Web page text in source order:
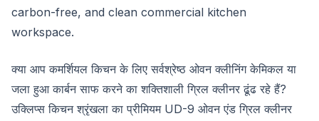
carbon-free, and clean commercial kitchen
workspace.
क्या आप कमर्शियल किचन के लिए सर्वश्रेष्ठ ओवन क्लीनिंग केमिकल या
जला हुआ कार्बन साफ करने का शक्तिशाली ग्रिल क्लीनर ढूंढ रहे हैं?
उक्लिप्स किचन श्रृंखला का प्रीमियम UD-9 ओवन एंड ग्रिल क्लीनर